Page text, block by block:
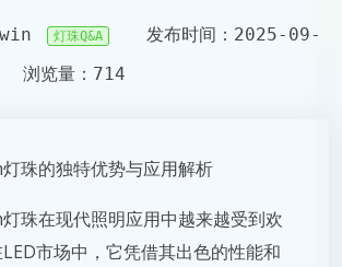
灯珠Q&A
发布时间：2025-09-
浏览量：714
珠的独特优势与应用解析
珠在现代照明应用中越来越受到欢
市场中，它凭借其出色的性能和